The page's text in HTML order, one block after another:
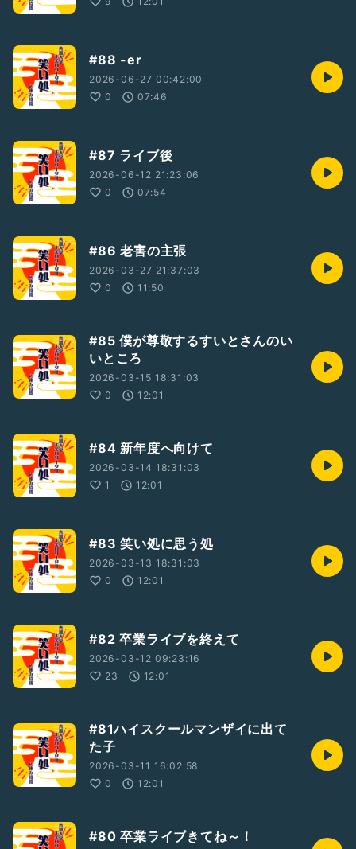
#88 -er
2026-06-27 00:42:00
0
07:46
#87 ライブ後
2026-06-12 21:23:06
0
07:54
#86 老害の主張
2026-03-27 21:37:03
0
11:50
#85 僕が尊敬するすいとさんのい
いところ
2026-03-15 18:31:03
0
12:01
#84 新年度へ向けて
2026-03-14 18:31:03
1
12:01
#83 笑い処に思う処
2026-03-13 18:31:03
0
12:01
#82 卒業ライブを終えて
2026-03-12 09:23:16
23
12:01
#81ハイスクールマンザイに出て
た子
2026-03-11 16:02:58
0
12:01
#80 卒業ライブきてね～！